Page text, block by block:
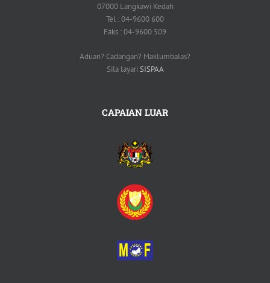
07000 Langkawi Kedah
Tel : 04-9600 600
Faks : 04-9600 509
Aduan? Cadangan? Maklumbalas?
Sila layari SISPAA
CAPAIAN LUAR